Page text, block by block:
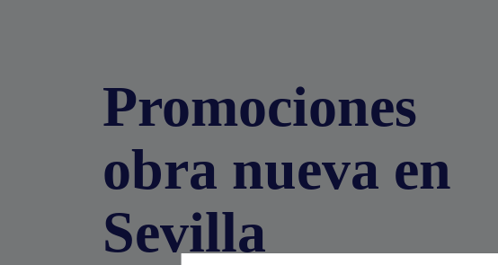
Promociones
obra nueva en
Sevilla